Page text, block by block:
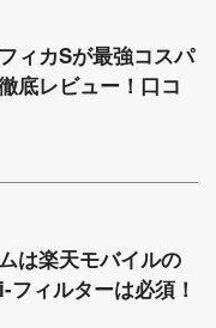
ィカSが最強コスパ
底レビュー！口コ
は楽天モバイルの
ィルターは必須！